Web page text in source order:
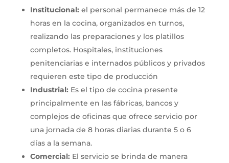
Institucional: el personal permanece más de 12
horas en la cocina, organizados en turnos,
realizando las preparaciones y los platillos
completos. Hospitales, instituciones
penitenciarias e internados públicos y privados
requieren este tipo de producción
Industrial: Es el tipo de cocina presente
principalmente en las fábricas, bancos y
complejos de oficinas que ofrece servicio por
una jornada de 8 horas diarias durante 5 o 6
días a la semana.
Comercial: El servicio se brinda de manera